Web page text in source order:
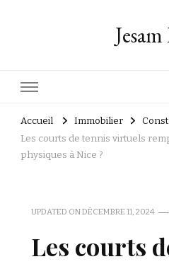
Accueil Immobilier
Les courts de tennis virtuels
physiques à Nice ?
UPDATED ONDÉCEMBRE 11, 2024
Les courts